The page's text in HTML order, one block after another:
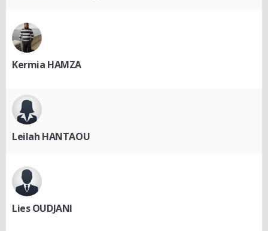
Kermia HAMZA
Leilah HANTAOU
Lies OUDJANI